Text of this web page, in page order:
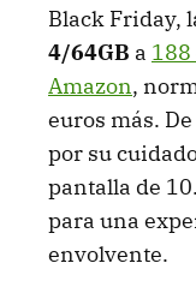
Black Friday,
4/64GB a 188
Amazon,
euros más.
por su
pantalla de
para una
envolvente.